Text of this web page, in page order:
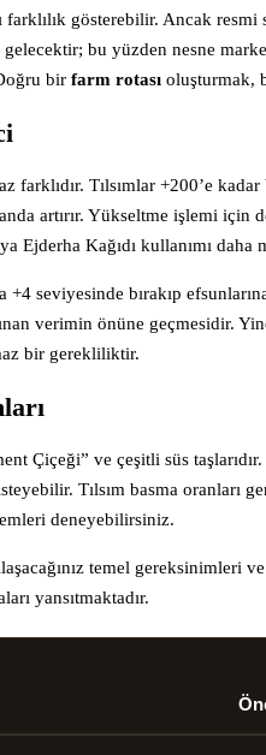
gösterebilir. Ancak
gelecektir; bu yüzden nesne
bir farm rotası oluşturmak,
farklıdır. Tılsımlar +200’e
artırır. Yükseltme işlemi
Ejderha Kağıdı kullanımı daha
+4 seviyesinde bırakıp
verimin önüne geçmesidir.
bir gerekliliktir.
Çiçeği” ve çeşitli süs
Tılsım basma oranları
deneyebilirsiniz.
temel
yansıtmaktadır.